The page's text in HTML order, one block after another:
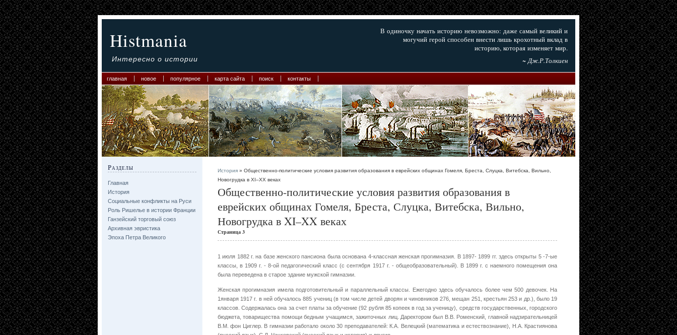
Histmania
Интересно о истории
В одиночку начать историю невозможно: даже самый великий и
могучий герой способен внести лишь крохотный вклад в
историю, которая изменяет мир.
~ Дж.Р.Толкиен
главная новое популярное карта сайта поиск контакты
Разделы
Главная
История
Социальные конфликты на Руси
Роль Ришелье в истории Франции
Ганзейский торговый союз
Архивная эвристика
Эпоха Петра Великого
История » Общественно-политические условия развития образования в еврейских общинах Гомеля, Бреста, Слуцка, Витебска, Вильно,
Новогрудка в XI–XX веках
Общественно-политические условия развития образования в
еврейских общинах Гомеля, Бреста, Слуцка, Витебска, Вильно,
Новогрудка в XI–XX веках
Страница 3
1 июля 1882 г. на базе женского пансиона была основана 4-классная женская прогимназия. В 1897- 1899 гг. здесь открыты 5 -7-ые
классы, в 1909 г. - 8-ой педагогический класс (с сентября 1917 г. - общеобразовательный). В 1899 г. с наемного помещения она
была переведена в старое здание мужской гимназии.
Женская прогимназия имела подготовительный и параллельный классы. Ежегодно здесь обучалось более чем 500 девочек. На
1января 1917 г. в ней обучалось 885 учениц (в том числе детей дворян и чиновников 276, мещан 251, крестьян 253 и др.), было 19
классов. Содержалась она за счет платы за обучение (92 рубля 85 копеек в год за ученицу), средств государственных, городского
бюджета, товарищества помощи бедным учащимся, зажиточных лиц. Даректором был В.В. Роменский, главной надзирательницей
В.М. фон Циглер. В гимназии работало около 30 преподавателей: К.А. Велецкий (математика и естествознание), Н.А. Крастиянова